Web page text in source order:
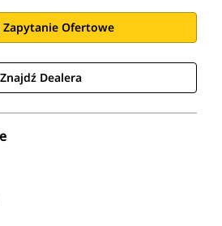
Zapytanie Ofertowe
Znajdź Dealera